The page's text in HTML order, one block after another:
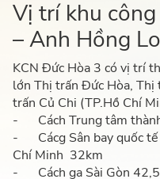
Vị trí khu
– Anh Hồng
KCN Đức Hòa 3 có vị trí
lớn Thị trấn Đức Hòa, Thị
trấn Củ Chi (TP.Hồ Chí
-
Cách Trung tâm
-
Cácg Sân bay quốc
Chí Minh 32km
-
Cách ga Sài Gòn